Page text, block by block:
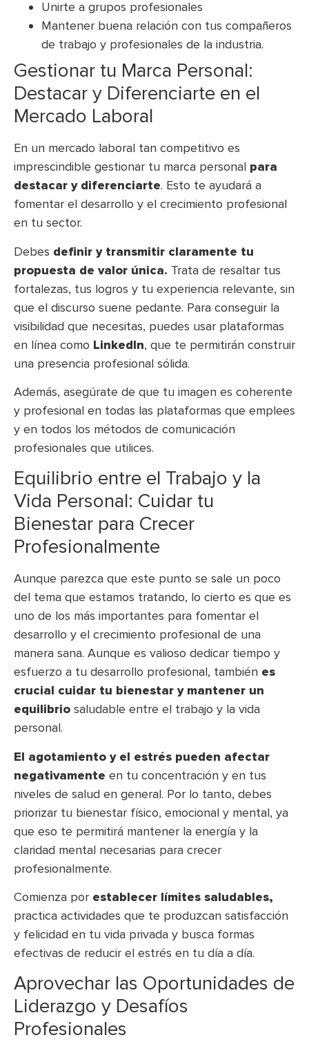
Unirte a grupos profesionales
Mantener buena relación con tus compañeros
de trabajo y profesionales de la industria.
Gestionar tu Marca Personal:
Destacar y Diferenciarte en el
Mercado Laboral
En un mercado laboral tan competitivo es
imprescindible gestionar tu marca personal para
destacar y diferenciarte. Esto te ayudará a
fomentar el desarrollo y el crecimiento profesional
en tu sector.
Debes definir y transmitir claramente tu
propuesta de valor única. Trata de resaltar tus
fortalezas, tus logros y tu experiencia relevante, sin
que el discurso suene pedante. Para conseguir la
visibilidad que necesitas, puedes usar plataformas
en línea como LinkedIn, que te permitirán construir
una presencia profesional sólida.
Además, asegúrate de que tu imagen es coherente
y profesional en todas las plataformas que emplees
y en todos los métodos de comunicación
profesionales que utilices.
Equilibrio entre el Trabajo y la
Vida Personal: Cuidar tu
Bienestar para Crecer
Profesionalmente
Aunque parezca que este punto se sale un poco
del tema que estamos tratando, lo cierto es que es
uno de los más importantes para fomentar el
desarrollo y el crecimiento profesional de una
manera sana. Aunque es valioso dedicar tiempo y
esfuerzo a tu desarrollo profesional, también es
crucial cuidar tu bienestar y mantener un
equilibrio saludable entre el trabajo y la vida
personal.
El agotamiento y el estrés pueden afectar
negativamente en tu concentración y en tus
niveles de salud en general. Por lo tanto, debes
priorizar tu bienestar físico, emocional y mental, ya
que eso te permitirá mantener la energía y la
claridad mental necesarias para crecer
profesionalmente.
Comienza por establecer límites saludables,
practica actividades que te produzcan satisfacción
y felicidad en tu vida privada y busca formas
efectivas de reducir el estrés en tu día a día.
Aprovechar las Oportunidades de
Liderazgo y Desafíos
Profesionales